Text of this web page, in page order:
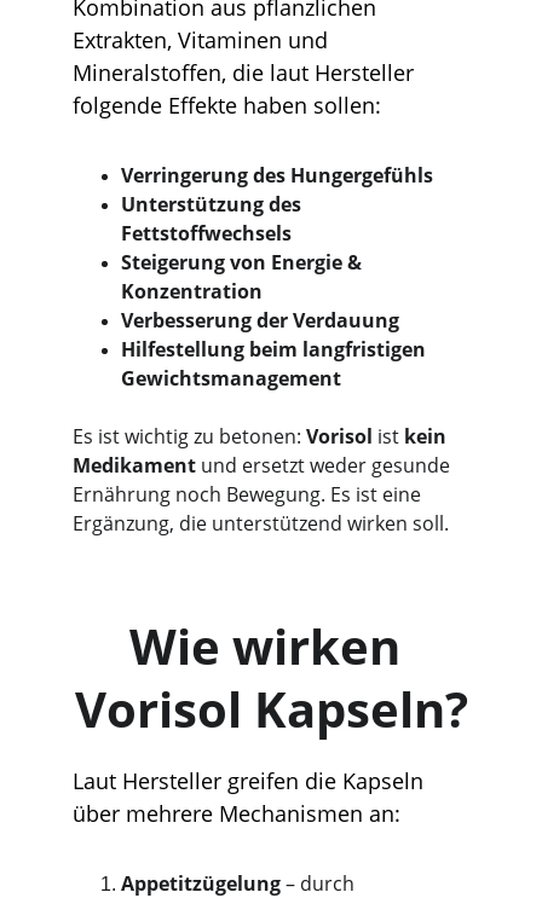
Kombination aus pflanzlichen
Extrakten, Vitaminen und
Mineralstoffen, die laut Hersteller
folgende Effekte haben sollen:
Verringerung des Hungergefühls
Unterstützung des
Fettstoffwechsels
Steigerung von Energie &
Konzentration
Verbesserung der Verdauung
Hilfestellung beim langfristigen
Gewichtsmanagement
Es ist wichtig zu betonen: Vorisol ist kein
Medikament und ersetzt weder gesunde
Ernährung noch Bewegung. Es ist eine
Ergänzung, die unterstützend wirken soll.
Wie wirken
Vorisol Kapseln?
Laut Hersteller greifen die Kapseln
über mehrere Mechanismen an:
Appetitzügelung – durch